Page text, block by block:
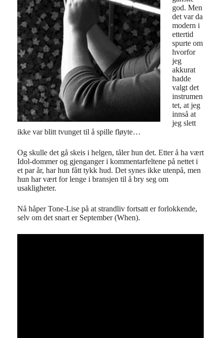
god. Men
det var da
modern i
ettertid
spurte om
hvorfor
jeg
akkurat
hadde
valgt det
instrumen
tet, at jeg
innså at
jeg slett
ikke var blitt tvunget til å spille fløyte…
Og skulle det gå skeis i helgen, tåler hun det. Etter å ha vært
Idol-dommer og gjenganger i kommentarfeltene på nettet i
et par år, har hun fått tykk hud. Det synes ikke utenpå, men
hun har vært for lenge i bransjen til å bry seg om
usakligheter.
Nå håper Tone-Lise på at strandliv fortsatt er forlokkende,
selv om det snart er September (When).